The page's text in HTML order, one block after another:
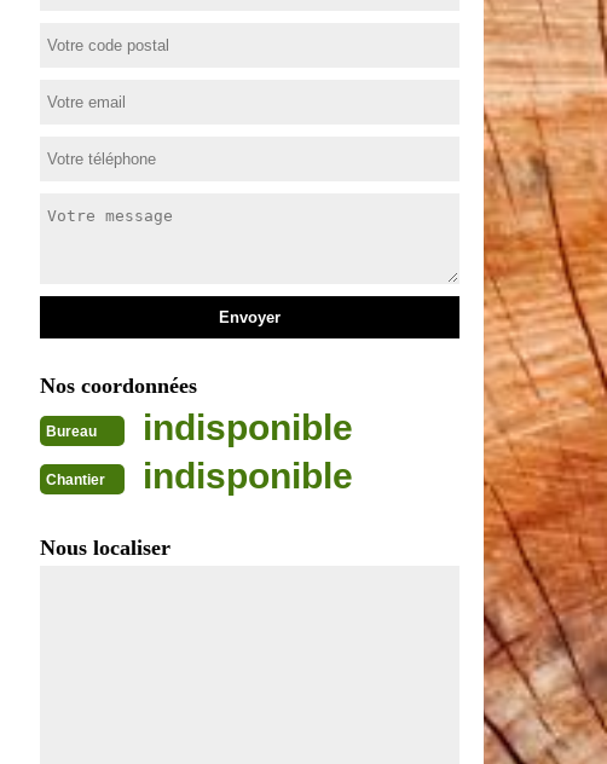
Nos coordonnées
Bureau indisponible
Chantier indisponible
Nous localiser